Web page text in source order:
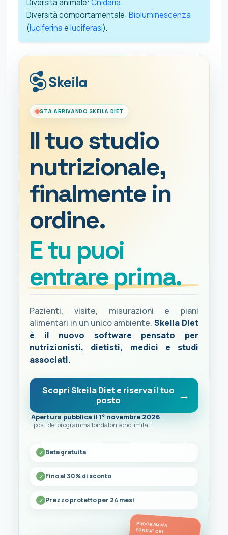
Diversità animale: Cnidaria.
Diversità comportamentale: Bioluminescenza
(luciferinaeluciferasi).
STA ARRIVANDO SKEILA DIET
Il tuo studio
nutrizionale,
finalmente in
ordine.
E tu puoi
entrare prima.
Pazienti, visite, misurazioni e piani
alimentari in un unico ambiente.Skeila Diet
è il nuovo software pensato per
nutrizionisti, dietisti, medici e studi
associati.
Scopri Skeila Diet e riserva il tuo
posto
Apertura pubblica il 1° novembre 2026
I posti del programma fondatori sono limitati
Beta gratuita
Fino al 30% di sconto
Prezzo protetto per 24 mesi
PROGRAMMA
FONDATORI